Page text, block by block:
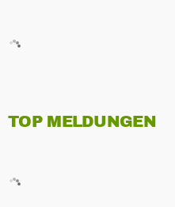
TOP MELDUNGEN